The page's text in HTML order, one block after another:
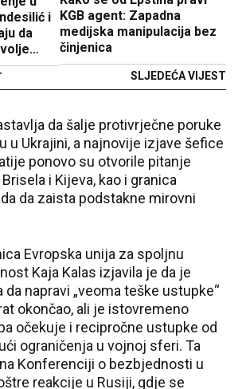
i
da
KGB agent: Zapadna
medijska manipulacija bez
činjenica
SLJEDEĆA VIJEST
da šalje protivrječne poruke
u Ukrajini, a najnovije izjave šefice
ponovo su otvorile pitanje
i Kijeva, kao i granica
da zaista podstakne mirovni
Evropska unija za spoljnu
Kaja Kalas izjavila je da je
da napravi „veoma teške ustupke“
okončao, ali je istovremeno
očekuje i recipročne ustupke od
ograničenja u vojnoj sferi. Ta
Konferenciji o bezbjednosti u
reakcije u Rusiji, gdje se